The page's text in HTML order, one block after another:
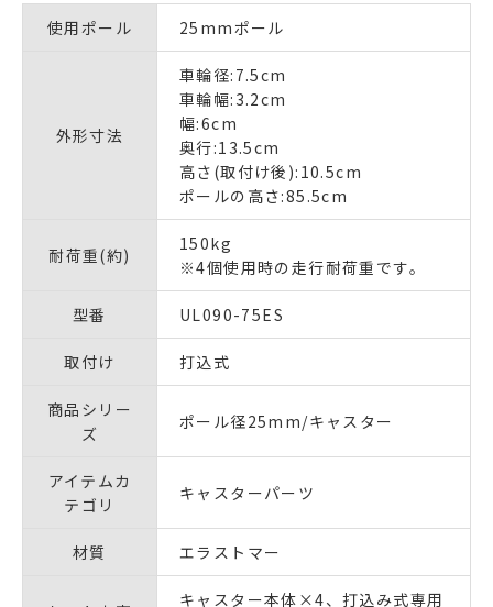
使用ポール 25mmポール
外形寸法
車輪径:7.5cm
車輪幅:3.2cm
幅:6cm
奥行:13.5cm
高さ(取付け後):10.5cm
ポールの高さ:85.5cm
耐荷重(約)
150kg
※4個使用時の走行耐荷重です。
型番 UL090-75ES
取付け 打込式
商品シリー
ズ
ポール径25mm/キャスター
アイテムカ
テゴリ
キャスターパーツ
材質 エラストマー
キャスター本体×4、打込み式専用